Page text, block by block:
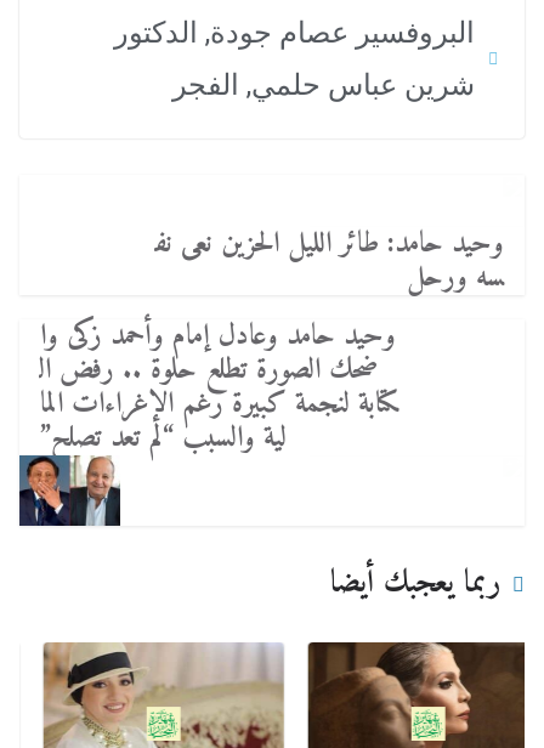
البروفسير عصام جودة, الدكتور
شرين عباس حلمي, الفجر
وحيد حامد: طائر الليل الحزين نعى نف
سه ورحل
وحيد حامد وعادل إمام وأحمد زكى وا
ضحك الصورة تطلع حلوة .. رفض ال
كتابة لنجمة كبيرة رغم الإغراءات الما
لية والسبب “لم تعد تصلح”
ربما يعجبك أيضا